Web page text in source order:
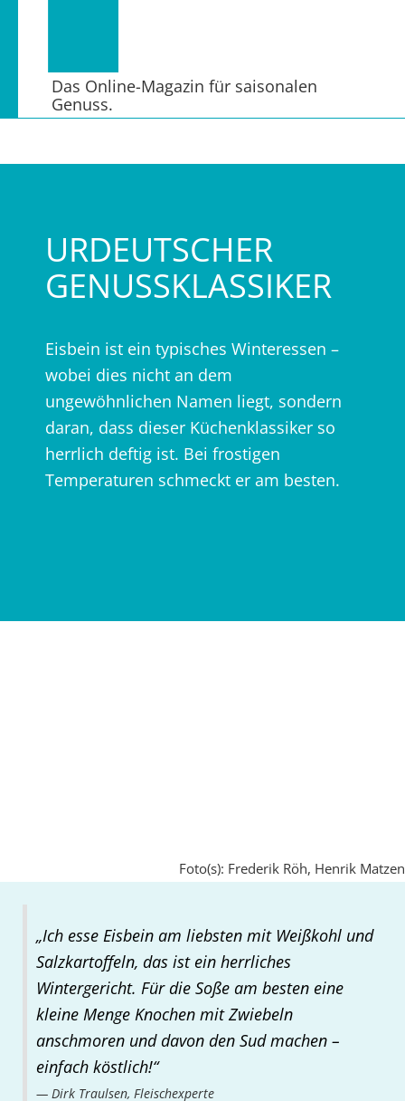
Das Online-Magazin für saisonalen
Genuss.
URDEUTSCHER
GENUSSKLASSIKER
Eisbein ist ein typisches Winteressen –
wobei dies nicht an dem
ungewöhnlichen Namen liegt, sondern
daran, dass dieser Küchenklassiker so
herrlich deftig ist. Bei frostigen
Temperaturen schmeckt er am besten.
Foto(s): Frederik Röh, Henrik Matzen
„Ich esse Eisbein am liebsten mit Weißkohl und
Salzkartoffeln, das ist ein herrliches
Wintergericht. Für die Soße am besten eine
kleine Menge Knochen mit Zwiebeln
anschmoren und davon den Sud machen –
einfach köstlich!“
Dirk Traulsen, Fleischexperte